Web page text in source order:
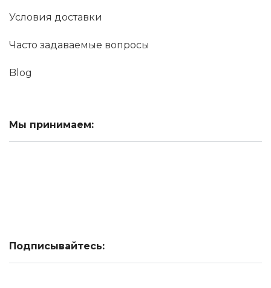
Условия доставки
Часто задаваемые вопросы
Blog
Мы принимаем:
Подписывайтесь: